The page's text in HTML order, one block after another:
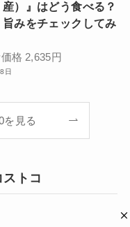
）』はどう食べる？
みをチェックしてみ
格 2,635円
日
を見る
トコ